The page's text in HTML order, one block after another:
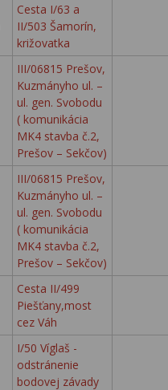
Cesta I/63 a
II/503 Šamorín,
križovatka
III/06815 Prešov,
Kuzmányho ul. –
ul. gen. Svobodu
( komunikácia
MK4 stavba č.2,
Prešov – Sekčov)
III/06815 Prešov,
Kuzmányho ul. –
ul. gen. Svobodu
( komunikácia
MK4 stavba č.2,
Prešov – Sekčov)
Cesta II/499
Piešťany,most
cez Váh
I/50 Víglaš -
odstránenie
bodovej závady